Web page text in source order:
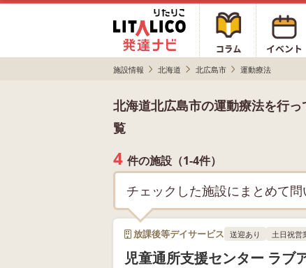
施設情報 北海道 北広島市 運動療法
北海道北広島市の運動療法を行
覧
4 件の施設（1-4件）
チェックした施設にまとめて問
放課後等デイサービス 送迎あり 土日祝営
児童通所支援センター ラブ